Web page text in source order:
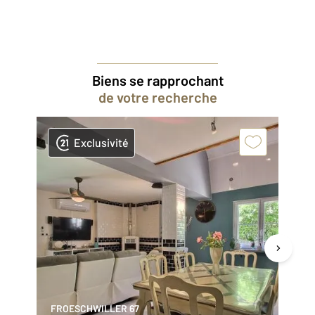
Biens se rapprochant
de votre recherche
Exclusivité
FROESCHWILLER 67